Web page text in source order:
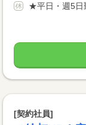
★平日・週5日
[契約社員]